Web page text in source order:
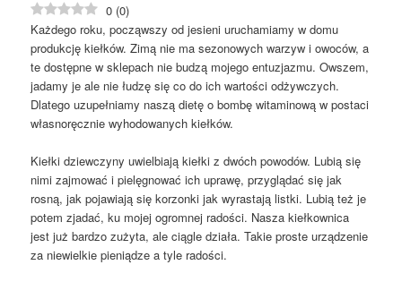
0 (0)
Każdego roku, począwszy od jesieni uruchamiamy w domu
produkcję kiełków. Zimą nie ma sezonowych warzyw i owoców, a
te dostępne w sklepach nie budzą mojego entuzjazmu. Owszem,
jadamy je ale nie łudzę się co do ich wartości odżywczych.
Dlatego uzupełniamy naszą dietę o bombę witaminową w postaci
własnoręcznie wyhodowanych kiełków.
Kiełki dziewczyny uwielbiają kiełki z dwóch powodów. Lubią się
nimi zajmować i pielęgnować ich uprawę, przyglądać się jak
rosną, jak pojawiają się korzonki jak wyrastają listki. Lubią też je
potem zjadać, ku mojej ogromnej radości. Nasza kiełkownica
jest już bardzo zużyta, ale ciągle działa. Takie proste urządzenie
za niewielkie pieniądze a tyle radości.